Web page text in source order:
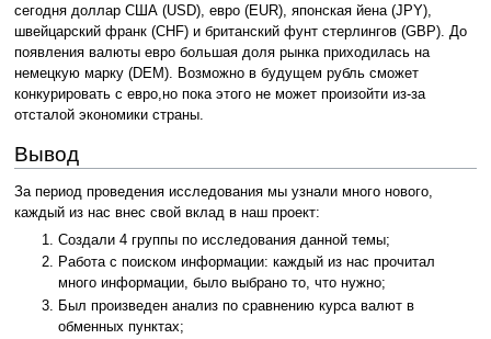
сегодня доллар США (USD), евро (EUR), японская йена (JPY),
швейцарский франк (CHF) и британский фунт стерлингов (GBP). До
появления валюты евро большая доля рынка приходилась на
немецкую марку (DEM). Возможно в будущем рубль сможет
конкурировать с евро,но пока этого не может произойти из-за
отсталой экономики страны.
Вывод
За период проведения исследования мы узнали много нового,
каждый из нас внес свой вклад в наш проект:
Создали 4 группы по исследования данной темы;
Работа с поиском информации: каждый из нас прочитал
много информации, было выбрано то, что нужно;
Был произведен анализ по сравнению курса валют в
обменных пунктах;